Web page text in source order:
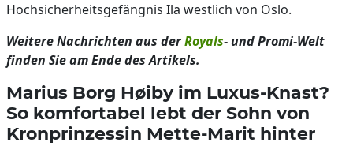
Hochsicherheitsgefängnis Ila westlich von Oslo.
Weitere Nachrichten aus derRoyals- und Promi-Welt
finden Sie am Ende des Artikels.
Marius Borg Høiby im Luxus-Knast?
So komfortabel lebt der Sohn von
Kronprinzessin Mette-Marit hinter